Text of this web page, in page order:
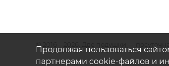
Продолжая пользоваться
партнерами cookie-файлов и